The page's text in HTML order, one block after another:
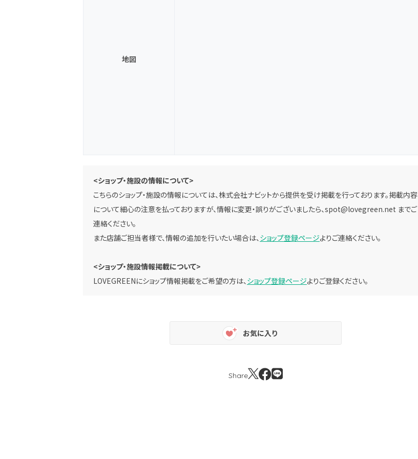
地図
<ショップ・施設の情報について>
こちらのショップ・施設の情報については、株式会社ナビットから提供を受け掲載を行っております。掲載内容
について細心の注意を払っておりますが、情報に変更・誤りがございましたら、spot@lovegreen.net までご
連絡ください。
また店舗ご担当者様で、情報の追加を行いたい場合は、ショップ登録ページよりご連絡ください。
<ショップ・施設情報掲載について>
LOVEGREENにショップ情報掲載をご希望の方は、ショップ登録ページよりご登録ください。
お気に入り
Share